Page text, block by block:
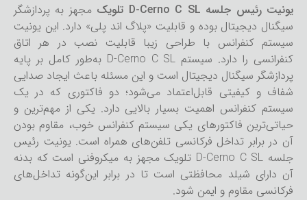
یونیت رئیس جلسه D-Cerno C SL تلویک
مجهز به پردازشگر
سیگنال دیجیتال بوده و قابلیت «پلاگ اند پلی» دارد. این یونیت
سیستم کنفرانس با طراحی زیبا قابلیت نصب در هر اتاق
کنفرانسی را دارد. سیستم D-Cerno C SL به‌طور کامل بر پایه
پردازشگر سیگنال دیجیتال است و این مسئله باعث ایجاد صدایی
شفاف و کیفیتی قابل‌اعتماد می‌شود؛ دو فاکتوری که در یک
سیستم کنفرانس اهمیت بسیار بالایی دارد. یکی از مهم‌ترین و
حیاتی‌ترین فاکتورهای یکی سیستم کنفرانس خوب، مقاوم بودن
آن در برابر تداخل فرکانسی تلفن‌های همراه است. یونیت رئیس
جلسه D-Cerno C SL تلویک مجهز به میکروفنی است که بدنه
آن دارای شیلد محافظتی است تا در برابر این‌گونه تداخل‌های
فرکانسی مقاوم و ایمن شود.